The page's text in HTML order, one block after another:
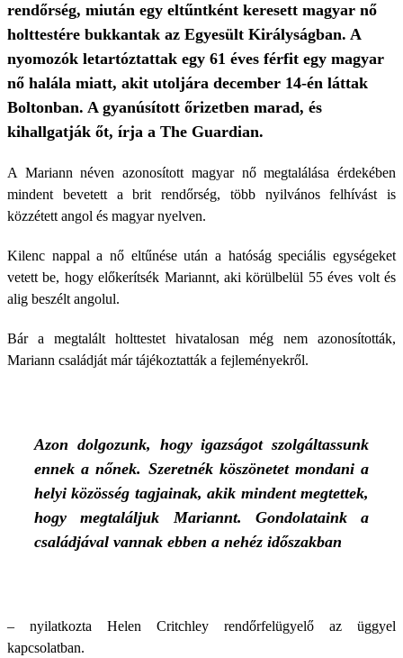
rendőrség, miután egy eltűntként keresett magyar nő
holttestére bukkantak az Egyesült Királyságban. A
nyomozók letartóztattak egy 61 éves férfit egy magyar
nő halála miatt, akit utoljára december 14-én láttak
Boltonban. A gyanúsított őrizetben marad, és
kihallgatják őt, írja a The Guardian.
A Mariann néven azonosított magyar nő megtalálása érdekében
mindent bevetett a brit rendőrség, több nyilvános felhívást is
közzétett angol és magyar nyelven.
Kilenc nappal a nő eltűnése után a hatóság speciális egységeket
vetett be, hogy előkerítsék Mariannt, aki körülbelül 55 éves volt és
alig beszélt angolul.
Bár a megtalált holttestet hivatalosan még nem azonosították,
Mariann családját már tájékoztatták a fejleményekről.
Azon dolgozunk, hogy igazságot szolgáltassunk
ennek a nőnek. Szeretnék köszönetet mondani a
helyi közösség tagjainak, akik mindent megtettek,
hogy megtaláljuk Mariannt. Gondolataink a
családjával vannak ebben a nehéz időszakban
– nyilatkozta Helen Critchley rendőrfelügyelő az üggyel
kapcsolatban.